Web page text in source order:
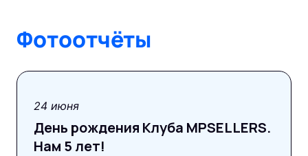
Фотоотчёты
фотоотчёт
24 июня
День рождения Клуба MPSELLERS.
Нам 5 лет!